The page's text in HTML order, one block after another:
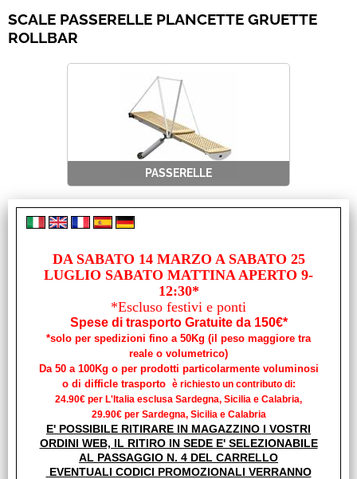
Pronta Consegna
SCALE PASSERELLE PLANCETTE GRUETTE
ROLLBAR
PASSERELLE
ACCESSORI E RICAMBI PASSERELLE
SCALETTE
DA SABATO 14 MARZO A SABATO 25
LUGLIO SABATO MATTINA APERTO 9-
12:30*
*Escluso festivi e ponti
Spese di trasporto Gratuite da 150€*
*solo per spedizioni fino a 50Kg (il peso maggiore tra
reale o volumetrico)
Da 50 a 100Kg o per prodotti particolarmente voluminosi
o di difficle trasporto è richiesto un contributo di:
24.90€ per L'Italia esclusa Sardegna, Sicilia e Calabria,
29.90€ per Sardegna, Sicilia e Calabria
E' POSSIBILE RITIRARE IN MAGAZZINO I VOSTRI
ORDINI WEB, IL RITIRO IN SEDE E' SELEZIONABILE
AL PASSAGGIO N. 4 DEL CARRELLO
EVENTUALI CODICI PROMOZIONALI VERRANNO